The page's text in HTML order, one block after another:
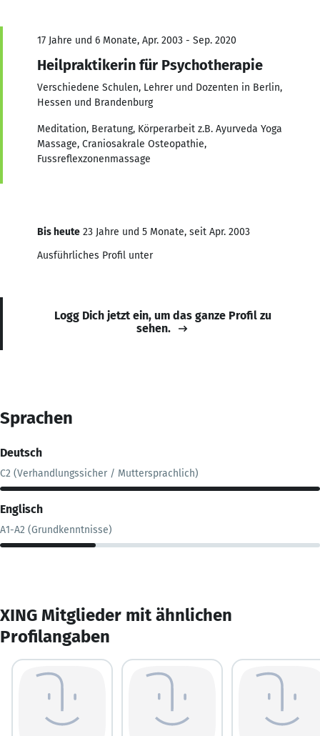
17 Jahre und 6 Monate, Apr. 2003 - Sep. 2020
Heilpraktikerin für Psychotherapie
Verschiedene Schulen, Lehrer und Dozenten in Berlin,
Hessen und Brandenburg
Meditation, Beratung, Körperarbeit z.B. Ayurveda Yoga
Massage, Craniosakrale Osteopathie,
Fussreflexzonenmassage
Bis heute 23 Jahre und 5 Monate, seit Apr. 2003
Ausführliches Profil unter
Logg Dich jetzt ein, um das ganze Profil zu
sehen.
Sprachen
Deutsch
C2 (Verhandlungssicher / Muttersprachlich)
Englisch
A1-A2 (Grundkenntnisse)
XING Mitglieder mit ähnlichen
Profilangaben